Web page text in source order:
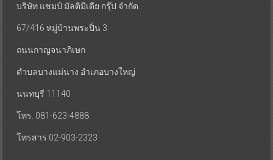
บริษัท แชมป์ มัลติมีเดีย กรุ๊ป จำกัด
67/416 หมู่บ้านพระปิ่น 3
ถนนกาญจนาภิเษก
ตำบลบางแม่นาง อำเภอบางใหญ่
นนทบุรี 11140
โทร. 081-623-4888
โทรสาร 02-903-2323